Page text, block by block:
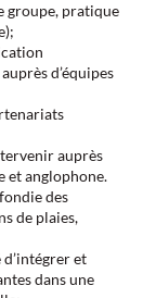
groupe, pratique
d’équipes
auprès
et anglophone.
des
de plaies,
d’intégrer et
dans une